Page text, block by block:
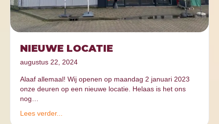
NIEUWE LOCATIE
augustus 22, 2024
Alaaf allemaal! Wij openen op maandag 2 januari 2023
onze deuren op een nieuwe locatie. Helaas is het ons
nog…
Lees verder...